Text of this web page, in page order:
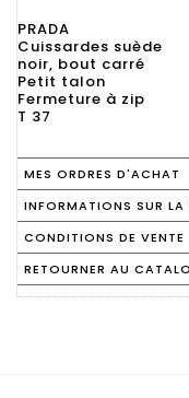
PRADA
Cuissardes suède
noir, bout carré
Petit talon
Fermeture à zip
T 37
MES ORDRES D'ACHAT
INFORMATIONS SUR LA
CONDITIONS DE VENTE
RETOURNER AU